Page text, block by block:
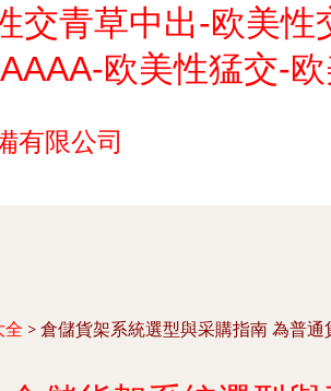
交青草中出-欧美
欧美性猛交-
有限公司
全 > 倉儲貨架系統選型與采購指南 為普